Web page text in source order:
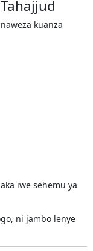
kuanza
iwe sehemu ya
ni jambo lenye